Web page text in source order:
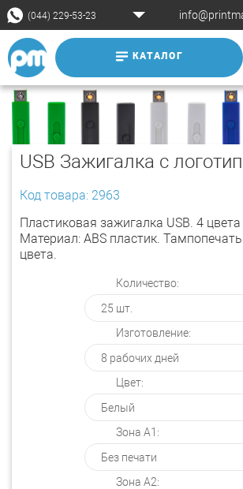
(044) 229-53-23
КАТАЛОГ
USB Зажигалка с
Код товара: 2963
Пластиковая зажигалка USB. 4 цвета
Материал: ABS пластик.
цвета.
Количество:
Изготовление:
Цвет:
Зона А1:
Зона А2: